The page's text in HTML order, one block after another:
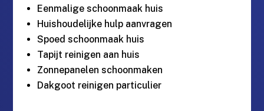
Eenmalige schoonmaak huis
Huishoudelijke hulp aanvragen
Spoed schoonmaak huis
Tapijt reinigen aan huis
Zonnepanelen schoonmaken
Dakgoot reinigen particulier